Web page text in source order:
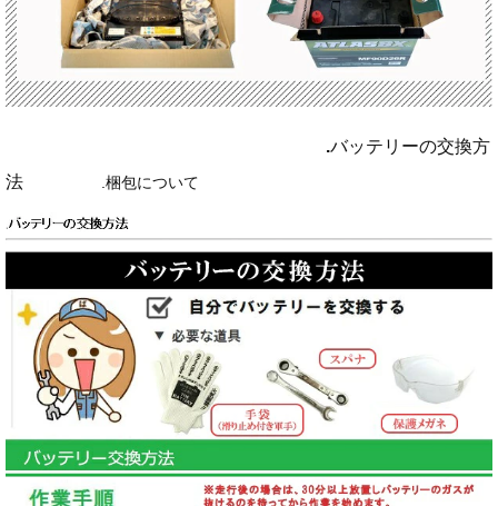
.バッテリーの交換方
法. 梱包について